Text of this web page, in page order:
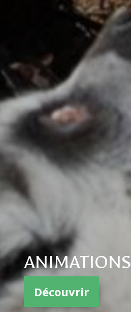
Découvrir